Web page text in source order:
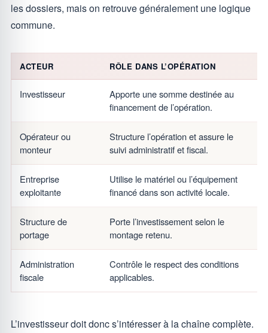
les dossiers, mais on retrouve généralement une logique
commune.
ACTEUR RÔLE DANS L’OPÉRATION
Investisseur
Apporte une somme destinée au
financement de l’opération.
Opérateur ou
monteur
Structure l’opération et assure le
suivi administratif et fiscal.
Entreprise
exploitante
Utilise le matériel ou l’équipement
financé dans son activité locale.
Structure de
portage
Porte l’investissement selon le
montage retenu.
Administration
fiscale
Contrôle le respect des conditions
applicables.
L’investisseur doit donc s’intéresser à la chaîne complète.